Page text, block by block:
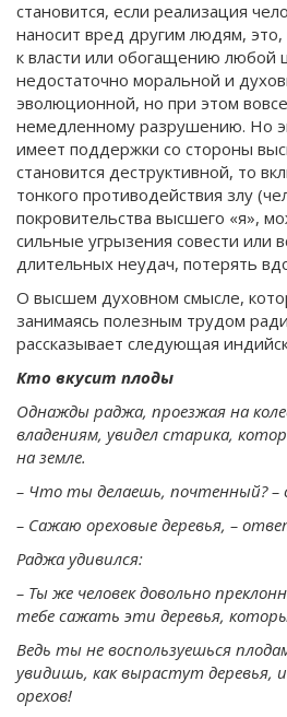
становится, если реализация
наносит вред другим людям,
к власти или обогащению
недостаточно моральной и
эволюционной, но при этом
немедленному разрушению. Но
имеет поддержки со стороны
становится деструктивной, то
тонкого противодействия злу
покровительства высшего «я»,
сильные угрызения совести или
длительных неудач, потерять
О высшем духовном смысле,
занимаясь полезным трудом
рассказывает следующая
Кто вкусит плоды
Однажды раджа, проезжая на
владениям, увидел старика,
на земле.
– Что ты делаешь, почтенный? –
– Сажаю ореховые деревья, –
Раджа удивился:
– Ты же человек довольно
тебе сажать эти деревья,
Ведь ты не воспользуешься
увидишь, как вырастут деревья,
орехов!